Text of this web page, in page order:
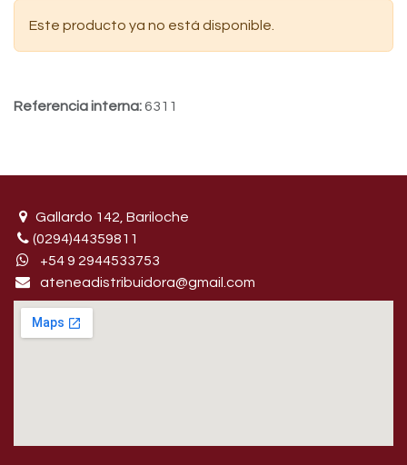
Este producto ya no está disponible.
Referencia interna:6311
Gallardo 142, Bariloche
(0294)44359811
+54 9 29445​33753
ateneadistribuidora@gmail.com